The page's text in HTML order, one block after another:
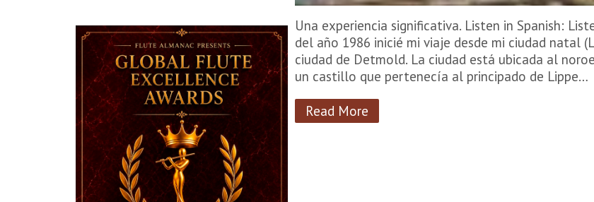
Una experiencia significativa. Listen in Spanish:
del año 1986 inicié mi viaje desde mi ciudad natal
ciudad de Detmold. La ciudad está ubicada al
un castillo que pertenecía al principado de Lippe…
Read More